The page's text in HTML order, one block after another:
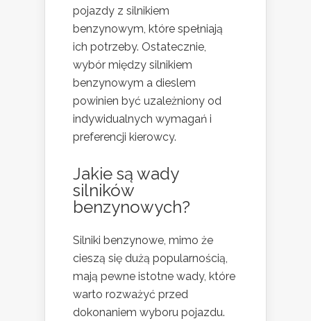
pojazdy z silnikiem
benzynowym, które spełniają
ich potrzeby. Ostatecznie,
wybór między silnikiem
benzynowym a dieslem
powinien być uzależniony od
indywidualnych wymagań i
preferencji kierowcy.
Jakie są wady
silników
benzynowych?
Silniki benzynowe, mimo że
cieszą się dużą popularnością,
mają pewne istotne wady, które
warto rozważyć przed
dokonaniem wyboru pojazdu.